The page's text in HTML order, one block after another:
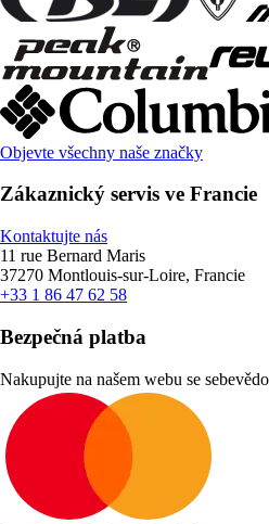
Objevte všechny naše značky
Zákaznický servis ve Francie
Kontaktujte nás
11 rue Bernard Maris
37270 Montlouis-sur-Loire, Francie
+33 1 86 47 62 58
Bezpečná platba
Nakupujte na našem webu se